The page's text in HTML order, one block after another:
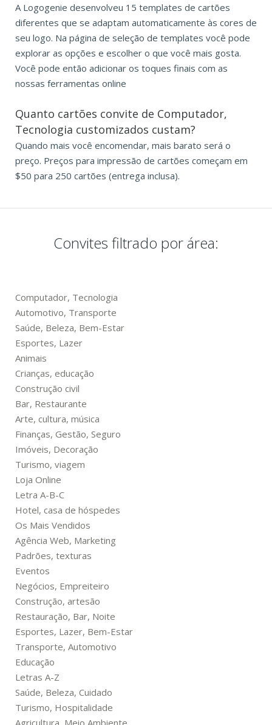
A Logogenie desenvolveu 15 templates de cartões
diferentes que se adaptam automaticamente às cores de
seu logo. Na página de seleção de templates você pode
explorar as opções e escolher o que você mais gosta.
Você pode então adicionar os toques finais com as
nossas ferramentas online
Quanto cartões convite de Computador,
Tecnologia customizados custam?
Quando mais você encomendar, mais barato será o
preço. Preços para impressão de cartões começam em
$50 para 250 cartões (entrega inclusa).
Convites filtrado por área:
Computador, Tecnologia
Automotivo, Transporte
Saúde, Beleza, Bem-Estar
Esportes, Lazer
Animais
Crianças, educação
Construção civil
Bar, Restaurante
Arte, cultura, música
Finanças, Gestão, Seguro
Imóveis, Decoração
Turismo, viagem
Loja Online
Letra A-B-C
Hotel, casa de hóspedes
Os Mais Vendidos
Agência Web, Marketing
Padrões, texturas
Eventos
Negócios, Empreiteiro
Construção, artesão
Restauração, Bar, Noite
Esportes, Lazer, Bem-Estar
Transporte, Automotivo
Educação
Letras A-Z
Saúde, Beleza, Cuidado
Turismo, Hospitalidade
Agricultura, Meio Ambiente